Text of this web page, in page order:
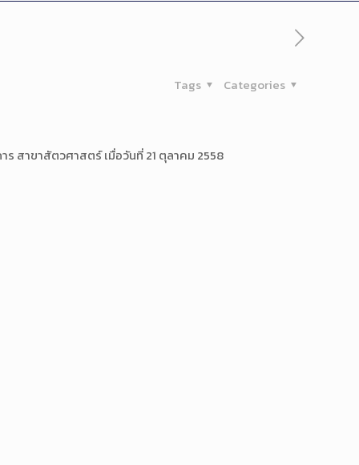
Categories
Tags
าขาสัตวศาสตร์ เมื่อวันที่ 21 ตุลาคม 2558